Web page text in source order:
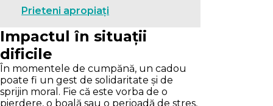
Prieteni apropiați
Impactul în situații
dificile
În momentele de cumpănă, un cadou
poate fi un gest de solidaritate și de
sprijin moral. Fie că este vorba de o
pierdere, o boală sau o perioadă de stres,